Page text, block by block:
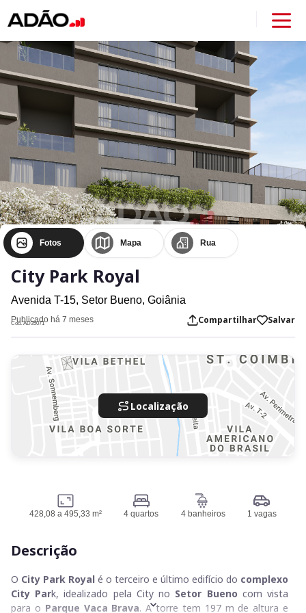
Fotos Mapa Rua
City Park Royal
Avenida T-15, Setor Bueno, Goiânia
Publicado há 7 meses
Cod. AD35071 Compartilhar Salvar
Localização
428,08 a 495,33 m² 4 quartos 4 banheiros 1 vagas
Descrição
O City Park Royal é o terceiro e último edifício do complexo
City Park, idealizado pela City no Setor Bueno com vista
para o Parque Vaca Brava. A torre tem 197 m de altura e